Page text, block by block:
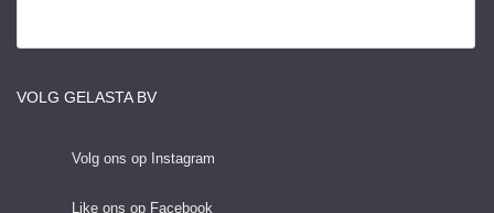
VOLG GELASTA BV
Volg ons op Instagram
Like ons op Facebook